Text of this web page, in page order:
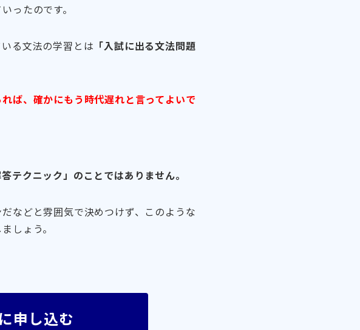
ったのです。
る文法の学習とは 「入試に出る文法問題
ば、確かにもう時代遅れと言ってよいで
テクニック」のことではありません。
などと雰囲気で決めつけず、このような
しょう。
申し込む